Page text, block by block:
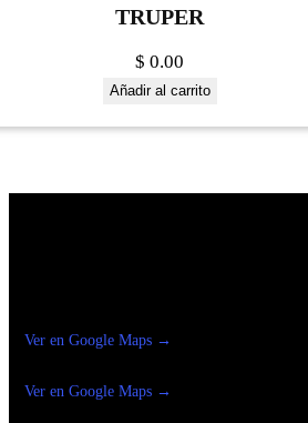
TRUPER
$ 0.00
Añadir al carrito
Ver en Google Maps →
Ver en Google Maps →